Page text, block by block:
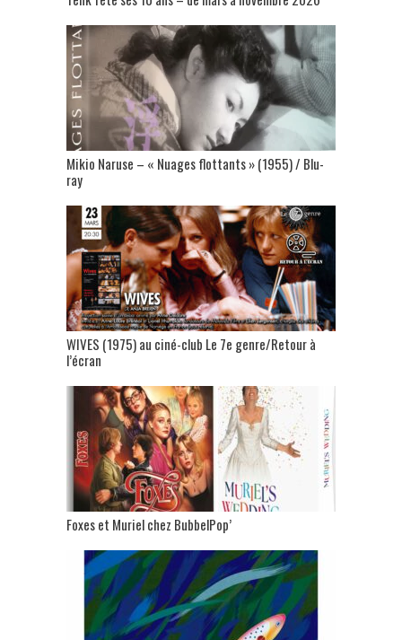
Mikio Naruse – « Nuages flottants » (1955) / Blu-
ray
WIVES (1975) au ciné-club Le 7e genre/Retour à
l’écran
Foxes et Muriel chez BubbelPop’